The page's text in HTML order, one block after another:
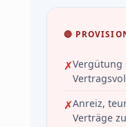
🔴
Anreiz,
Verträge